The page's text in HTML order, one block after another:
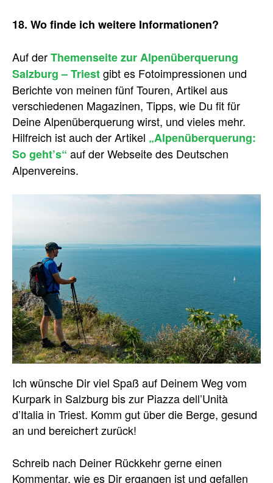
18. Wo finde ich weitere Informationen?
Auf derThemenseite zur Alpenüberquerung
Salzburg – Triestgibt es Fotoimpressionen und
Berichte von meinen fünf Touren, Artikel aus
verschiedenen Magazinen, Tipps, wie Du fit für
Deine Alpenüberquerung wirst, und vieles mehr.
Hilfreich ist auch der Artikel „Alpenüberquerung:
So geht’s“ auf der Webseite des Deutschen
Alpenvereins.
Ich wünsche Dir viel Spaß auf Deinem Weg vom
Kurpark in Salzburg bis zur Piazza dell’Unità
d’Italia in Triest. Komm gut über die Berge, gesund
an und bereichert zurück!
Schreib nach Deiner Rückkehr gerne einen
Kommentar, wie es Dir ergangen ist und gefallen